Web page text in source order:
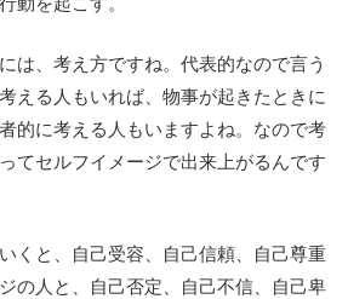
は、考え方ですね。代表的なので言う
える人もいれば、物事が起きたときに
的に考える人もいますよね。なので考
てセルフイメージで出来上がるんです
くと、自己受容、自己信頼、自己尊重
の人と、自己否定、自己不信、自己卑